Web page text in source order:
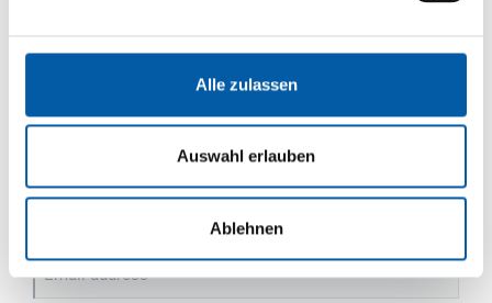
Alle zulassen
Auswahl erlauben
Ablehnen
ZIP
Email address